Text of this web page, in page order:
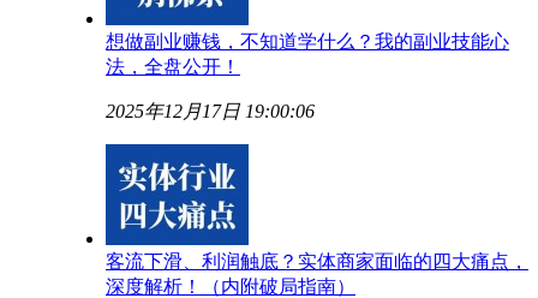
想做副业赚钱，不知道学什么？我的副业技能心
法，全盘公开！
2025年12月17日 19:00:06
客流下滑、利润触底？实体商家面临的四大痛点，
深度解析！（内附破局指南）